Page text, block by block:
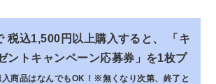
税込1,500円以上購入すると、
「キ
ントキャンペーン応募券」を1枚プ
商品はなんでもOK！ ※無くなり次第、終了と